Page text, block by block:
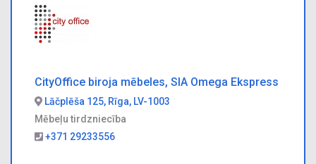
CityOffice biroja mēbeles, SIA Omega Ekspress
Lāčplēša 125, Rīga, LV-1003
Mēbeļu tirdzniecība
+371 29233556